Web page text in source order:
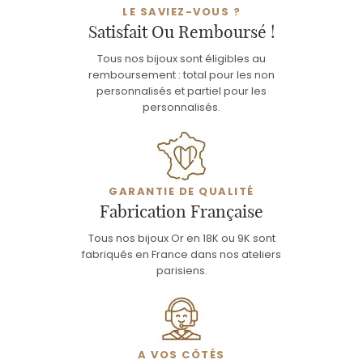
LE SAVIEZ-VOUS ?
Satisfait Ou Remboursé !
Tous nos bijoux sont éligibles au
remboursement : total pour les non
personnalisés et partiel pour les
personnalisés.
GARANTIE DE QUALITÉ
Fabrication Française
Tous nos bijoux Or en 18K ou 9K sont
fabriqués en France dans nos ateliers
parisiens.
A VOS CÔTÉS